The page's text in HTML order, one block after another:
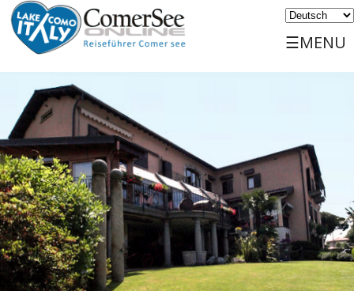
☰MENU
Home
Orte
Dienst
Events
Sports